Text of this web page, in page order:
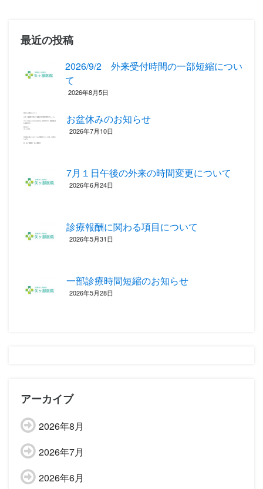
最近の投稿
2026/9/2 外来受付時間の一部短縮につい
て
2026年8月5日
お盆休みのお知らせ
2026年7月10日
7月１日午後の外来の時間変更について
2026年6月24日
診療報酬に関わる項目について ‎
2026年5月31日
一部診療時間短縮のお知らせ
2026年5月28日
アーカイブ
2026年8月
2026年7月
2026年6月